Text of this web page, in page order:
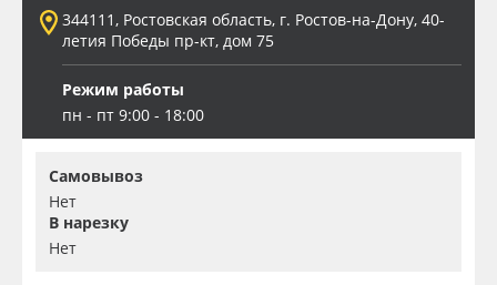
344111, Ростовская область, г. Ростов-на-Дону, 40-
летия Победы пр-кт, дом 75
Режим работы
пн - пт 9:00 - 18:00
Самовывоз
Нет
В нарезку
Нет